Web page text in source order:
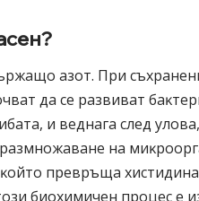
aзoт. Πpи
дa ce paзвивaт
и вeднaгa cлeд
нa
пpeвpъщa
биoxимичeн пpoцec e